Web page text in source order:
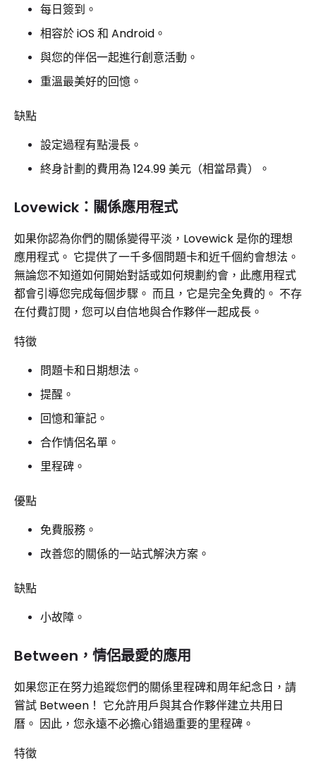
每日簽到。
相容於 iOS 和 Android。
與您的伴侶一起進行創意活動。
重溫最美好的回憶。
缺點
設定過程有點漫長。
終身計劃的費用為 124.99 美元（相當昂貴）。
Lovewick：關係應用程式
如果你認為你們的關係變得平淡，Lovewick 是你的理想
應用程式。 它提供了一千多個問題卡和近千個約會想法。
無論您不知道如何開始對話或如何規劃約會，此應用程式
都會引導您完成每個步驟。 而且，它是完全免費的。 不存
在付費訂閱，您可以自信地與合作夥伴一起成長。
特徵
問題卡和日期想法。
提醒。
回憶和筆記。
合作情侶名單。
里程碑。
優點
免費服務。
改善您的關係的一站式解決方案。
缺點
小故障。
Between，情侶最愛的應用
如果您正在努力追蹤您們的關係里程碑和周年紀念日，請
嘗試 Between！ 它允許用戶與其合作夥伴建立共用日
曆。 因此，您永遠不必擔心錯過重要的里程碑。
特徵